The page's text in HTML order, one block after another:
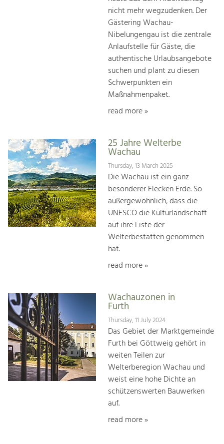
nicht mehr wegzudenken. Der
Gästering Wachau-
Nibelungengau ist die zentrale
Anlaufstelle für Gäste, die
authentische Urlaubsangebote
suchen und plant zu diesen
Schwerpunkten ein
Maßnahmenpaket.
read more »
25 Jahre Welterbe
Wachau
Thursday, 13 March 2025
Die Wachau ist ein ganz
besonderer Flecken Erde. So
außergewöhnlich, dass die
UNESCO die Kulturlandschaft
auf ihre Liste der
Welterbestätten genommen
hat.
read more »
Wachauzonen in
Furth
Thursday, 11 July 2024
Das Gebiet der Marktgemeinde
Furth bei Göttweig gehört in
weiten Teilen zur
Welterberegion Wachau und
weist eine hohe Dichte an
schützenswerten Bauwerken
auf.
read more »